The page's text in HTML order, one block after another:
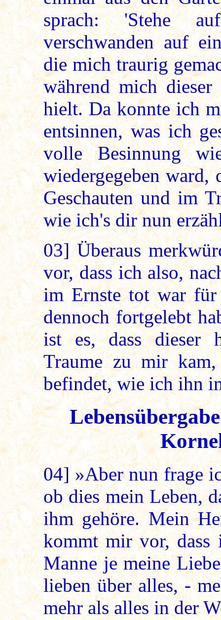
sprach: 'Stehe
verschwanden auf
die mich traurig
während mich
hielt. Da konnte ich
entsinnen, was ich
volle Besinnung
wiedergegeben
Geschauten und im
wie ich's dir nun
03] Überaus
vor, dass ich also,
im Ernste tot war
dennoch fortgelebt
ist es, dass dieser
Traume zu mir
befindet, wie ich ihn
04] »Aber nun frage
ob dies mein Leben,
ihm gehöre. Mein
kommt mir vor, dass
Manne je meine
lieben über alles, -
mehr als alles in der